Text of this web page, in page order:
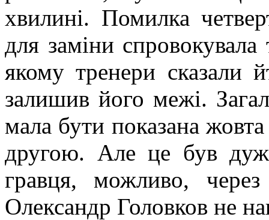
хвилині. Помилка
для заміни
якому тренери сказали
залишив його межі.
мала бути показана
другою. Але це був
гравця, можливо, через
Олександр Головков не